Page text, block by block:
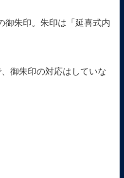
御朱印。朱印は「延喜式内
御朱印の対応はしていな